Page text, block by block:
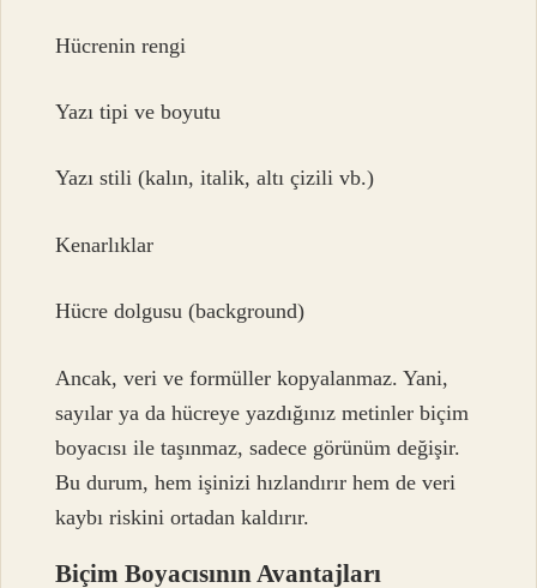
Hücrenin rengi
Yazı tipi ve boyutu
Yazı stili (kalın, italik, altı çizili vb.)
Kenarlıklar
Hücre dolgusu (background)
Ancak, veri ve formüller kopyalanmaz. Yani,
sayılar ya da hücreye yazdığınız metinler biçim
boyacısı ile taşınmaz, sadece görünüm değişir.
Bu durum, hem işinizi hızlandırır hem de veri
kaybı riskini ortadan kaldırır.
Biçim Boyacısının Avantajları